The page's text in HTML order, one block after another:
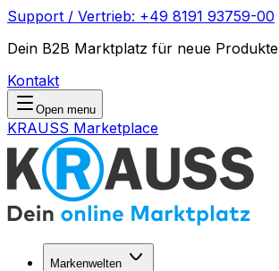
Support / Vertrieb: +49 8191 93759-00
Dein B2B Marktplatz für neue Produkte
Kontakt
Open menu
KRAUSS Marketplace
Markenwelten